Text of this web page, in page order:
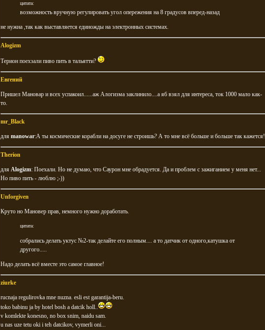
цитата:
возможность вручную регулировать угол опережения на 8 градусов вперед-назад
не нужна ,так как выставляется единожды на электронных системах.
Alogizm
Терион поехзали пиво пить в тальятти?
Евгений
Пришел Мановар и всех успакоил......аж Алогизма заклинило....а яб взял для интереса, ток 1000 мало как-
то.
mr_Black
для manowar:А ты космические корабли на досуге не строишь? А то мне всё больше и больше так кажется!
Therion
для Alogizm: Поехали. Но не думаю, что Саурон мне обрадуется. Да и проблем с зажиганием у меня нет...
Но пиво пить - люблю ;-))
Unforgiven
Круто но Мановер прав, немного нужно доработать.
цитата:
собрались делать уктус №2-так делайте его полным.... а то датчик от одного,катушка от
другого.....
Надо делать всё вместе это самое главное!
ziurke
rucnaja regulirovka mne nuzna. esli est garantija-beru.
toko babinu ja by hotel bosh a datcik holl..
v komlekte konesno, no box snim, naidu sam.
u nas uze tetu oki i teh datcikov, vymerli oni...